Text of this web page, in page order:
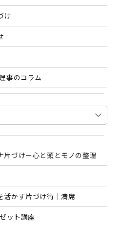
け
事のコラム
片づけー心と頭とモノの整理
活かす片づけ術｜満席
ット講座